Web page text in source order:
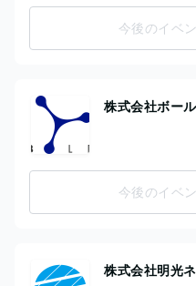
今後のイベ
株式会社ボー
今後のイベ
株式会社明光